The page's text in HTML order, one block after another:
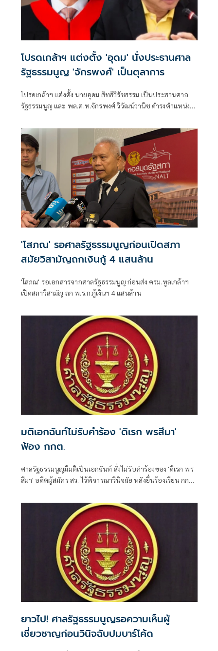
โปรดเกล้าฯ แต่งตั้ง 'อุดม' นั่งประธานศาล
รัฐธรรมนูญ 'จักรพงศ์' เป็นตุลาการ
โปรดเกล้าฯ แต่งตั้ง นายอุดม สิทธิวิรัชธรรม เป็นประธานศาล
รัฐธรรมนูญ และ พล.ต.ท.จักรพงศ์ วิวัฒน์วานิช ดำรงตำแหน่ง
เป็นต้นไป
'โสภณ' รอศาลรัฐธรรมนูญก่อนเปิดสภา
สมัยวิสามัญถกเงินกู้ 4 แสนล้าน
'โสภณ' รอเอกสารจากศาลรัฐธรรมนูญ ก่อนส่ง ครม.ทูลเกล้าฯ
เปิดสภาวิสามัญ ถก พ.ร.ก.กู้เงินฯ 4 แสนล้าน
มติเอกฉันท์ไม่รับคำร้อง 'ดิเรก พรสีมา'
ฟ้อง กกต.
ศาลรัฐธรรมนูญมีมติเป็นเอกฉันท์ สั่งไม่รับคำร้องของ 'ดิเรก พร
สีมา' อดีตผู้สมัคร สว. ไว้พิจารณาวินิจฉัย หลังยื่นร้องเรียน กกต.
ยาวไป! ศาลรัฐธรรมนูญรอความเห็นผู้
เชี่ยวชาญก่อนวินิจฉับปมบาร์โค้ด